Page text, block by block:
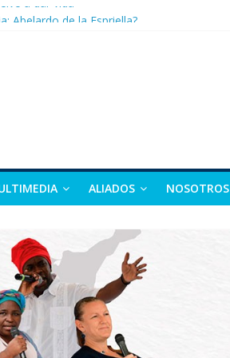
a dar vida
y figura clave de la política colombiana
y más de 50 heridos
ALIADOS NOSOTROS